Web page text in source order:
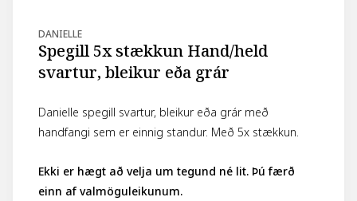
DANIELLE
Spegill 5x stækkun Hand/held
svartur, bleikur eða grár
Danielle spegill svartur, bleikur eða grár með
handfangi sem er einnig standur. Með 5x stækkun.
Ekki er hægt að velja um tegund né lit. Þú færð
einn af valmöguleikunum.